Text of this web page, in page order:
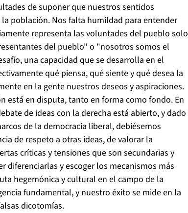
de suponer que nuestros sentidos
población. Nos falta humildad para entender
representa las voluntades del pueblo solo
del pueblo" o "nosotros somos el
una capacidad que se desarrolla en el
qué piensa, qué siente y qué desea la
en la gente nuestros deseos y aspiraciones.
está en disputa, tanto en forma como fondo. En
de ideas con la derecha está abierto, y dado
de la democracia liberal, debiésemos
de respeto a otras ideas, de valorar la
críticas y tensiones que son secundarias y
diferenciarlas y escoger los mecanismos más
hegemónica y cultural en el campo de la
fundamental, y nuestro éxito se mide en la
dicotomías.